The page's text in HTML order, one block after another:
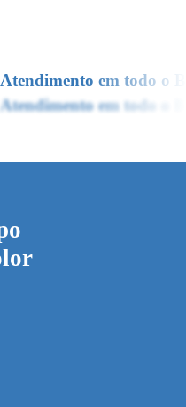
Atendimento em todo o
Atendimento em todo o